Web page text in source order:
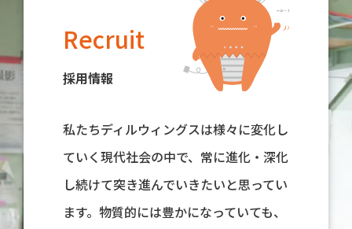
Recruit
採用情報
私たちディルウィングスは様々に変化し
ていく現代社会の中で、常に進化・深化
し続けて突き進んでいきたいと思ってい
ます。物質的には豊かになっていても、